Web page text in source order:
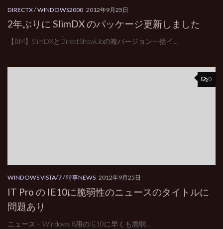
DIRECTX/WINDOWS2000 2012年9月25日
2年ぶりに SlimDX のパッケージ更新しました
【BM】SlimDXとDirectShowLibの複バージョン一括イ...
0
WINDOWS VISTA/7/時事NEWS 2012年9月25日
IT Pro の IE10に脆弱性のニュースのタイトルに
問題あり
ニュース – Windows 8用のIE10に早くも脆弱...